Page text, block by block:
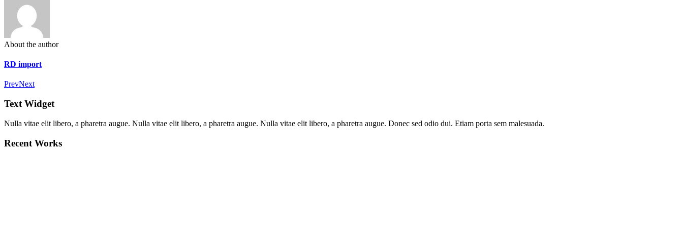
About the author
RD import
PrevNext
Text Widget
Nulla vitae elit libero, a pharetra augue. Nulla vitae elit libero, a pharetra augue. Nulla vitae elit libero, a pharetra augue. Donec sed odio dui. Etiam porta sem malesuada.
Recent Works